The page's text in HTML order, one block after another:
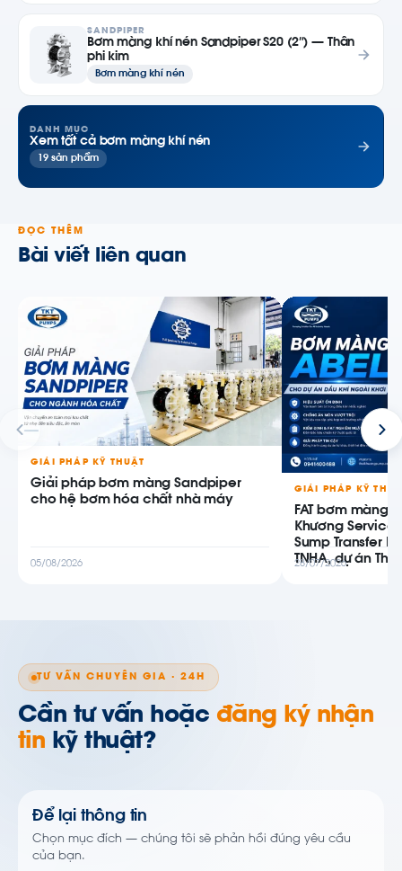
SANDPIPER
Bơm màng khí nén Sandpiper S20 (2″) — Thân
phi kim
Bơm màng khí nén
DANH MỤC
Xem tất cả bơm màng khí nén
19 sản phẩm
ĐỌC THÊM
Bài viết liên quan
GIẢI PHÁP KỸ THUẬT
Giải pháp bơm màng Sandpiper
cho hệ bơm hóa chất nhà máy
05/08/2026
GIẢI PHÁP KỸ
FAT bơm màng
Khương
Sump Transfer
TNHA, dự án
28/07/2026
TƯ VẤN CHUYÊN GIA · 24H
Cần tư vấn hoặc đăng ký nhận
tin kỹ thuật?
Để lại thông tin
Chọn mục đích — chúng tôi sẽ phản hồi đúng yêu cầu
của bạn.